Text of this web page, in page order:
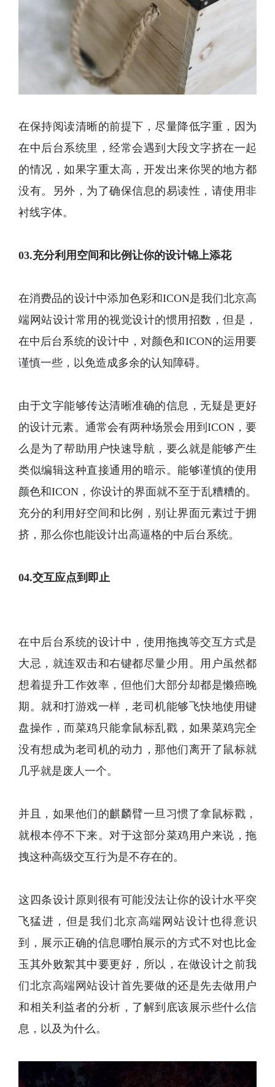
在保持阅读清晰的前提下，尽量降低字重，因为
在中后台系统里，经常会遇到大段文字挤在一起
的情况，如果字重太高，开发出来你哭的地方都
没有。另外，为了确保信息的易读性，请使用非
衬线字体。
03.充分利用空间和比例让你的设计锦上添花
在消费品的设计中添加色彩和ICON是我们北京高
端网站设计常用的视觉设计的惯用招数，但是，
在中后台系统的设计中，对颜色和ICON的运用要
谨慎一些，以免造成多余的认知障碍。
由于文字能够传达清晰准确的信息，无疑是更好
的设计元素。通常会有两种场景会用到 ICON，要
么是为了帮助用户快速导航，要么就是能够产生
类似编辑这种直接通用的暗示。能够谨慎的使用
颜色和ICON，你设计的界面就不至于乱糟糟的。
充分的利用好空间和比例，别让界面元素过于拥
挤，那么你也能设计出高逼格的中后台系统。
04.交互应点到即止
在中后台系统的设计中，使用拖拽等交互方式是
大忌，就连双击和右键都尽量少用。用户虽然都
想着提升工作效率，但他们大部分却都是懒癌晚
期。就和打游戏一样，老司机能够飞快地使用键
盘操作，而菜鸡只能拿鼠标乱戳，如果菜鸡完全
没有想成为老司机的动力，那他们离开了鼠标就
几乎就是废人一个。
并且，如果他们的麒麟臂一旦习惯了拿鼠标戳，
就根本停不下来。对于这部分菜鸡用户来说，拖
拽这种高级交互行为是不存在的。
这四条设计原则很有可能没法让你的设计水平突
飞猛进，但是我们北京高端网站设计也得意识
到，展示正确的信息哪怕展示的方式不对也比金
玉其外败絮其中要更好，所以，在做设计之前我
们北京高端网站设计首先要做的还是先去做用户
和相关利益者的分析，了解到底该展示些什么信
息，以及为什么。